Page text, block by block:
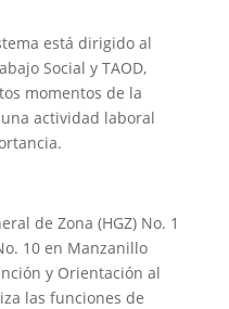
está dirigido al
Social y TAOD,
momentos de la
actividad laboral
de Zona (HGZ) No. 1
10 en Manzanillo
y Orientación al
las funciones de